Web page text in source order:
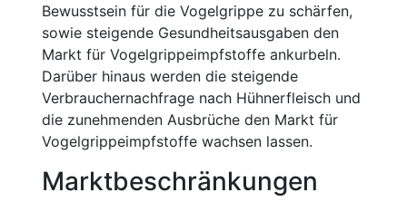
Bewusstsein für die Vogelgrippe zu schärfen,
sowie steigende Gesundheitsausgaben den
Markt für Vogelgrippeimpfstoffe ankurbeln.
Darüber hinaus werden die steigende
Verbrauchernachfrage nach Hühnerfleisch und
die zunehmenden Ausbrüche den Markt für
Vogelgrippeimpfstoffe wachsen lassen.
Marktbeschränkungen